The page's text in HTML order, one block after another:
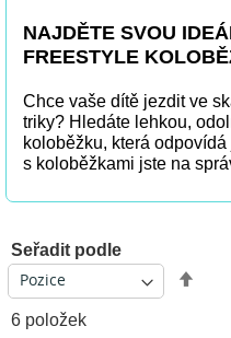
NAJDĚTE SVOU
FREESTYLE
Chce vaše dítě jezdit ve
triky? Hledáte lehkou,
koloběžku, která
s koloběžkami jste na
6 položek
Seřadit podle